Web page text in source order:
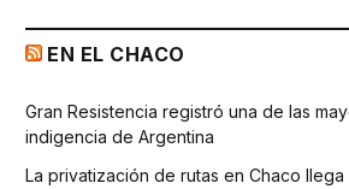
EN EL CHACO
Gran Resistencia registró una de las
indigencia de Argentina
La privatización de rutas en Chaco